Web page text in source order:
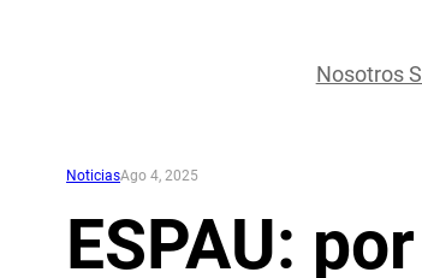
Nosotros
NoticiasAgo 4, 2025
ESPAU: